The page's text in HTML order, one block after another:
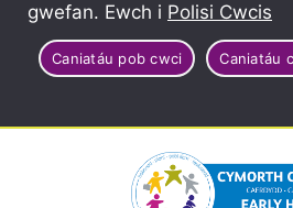
gwefan. Ewch i Polisi Cwcis
Caniatáu pob cwci Caniatáu